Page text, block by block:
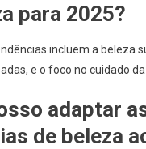
para 2025?
incluem a beleza
e o foco no cuidado da
adaptar
de beleza